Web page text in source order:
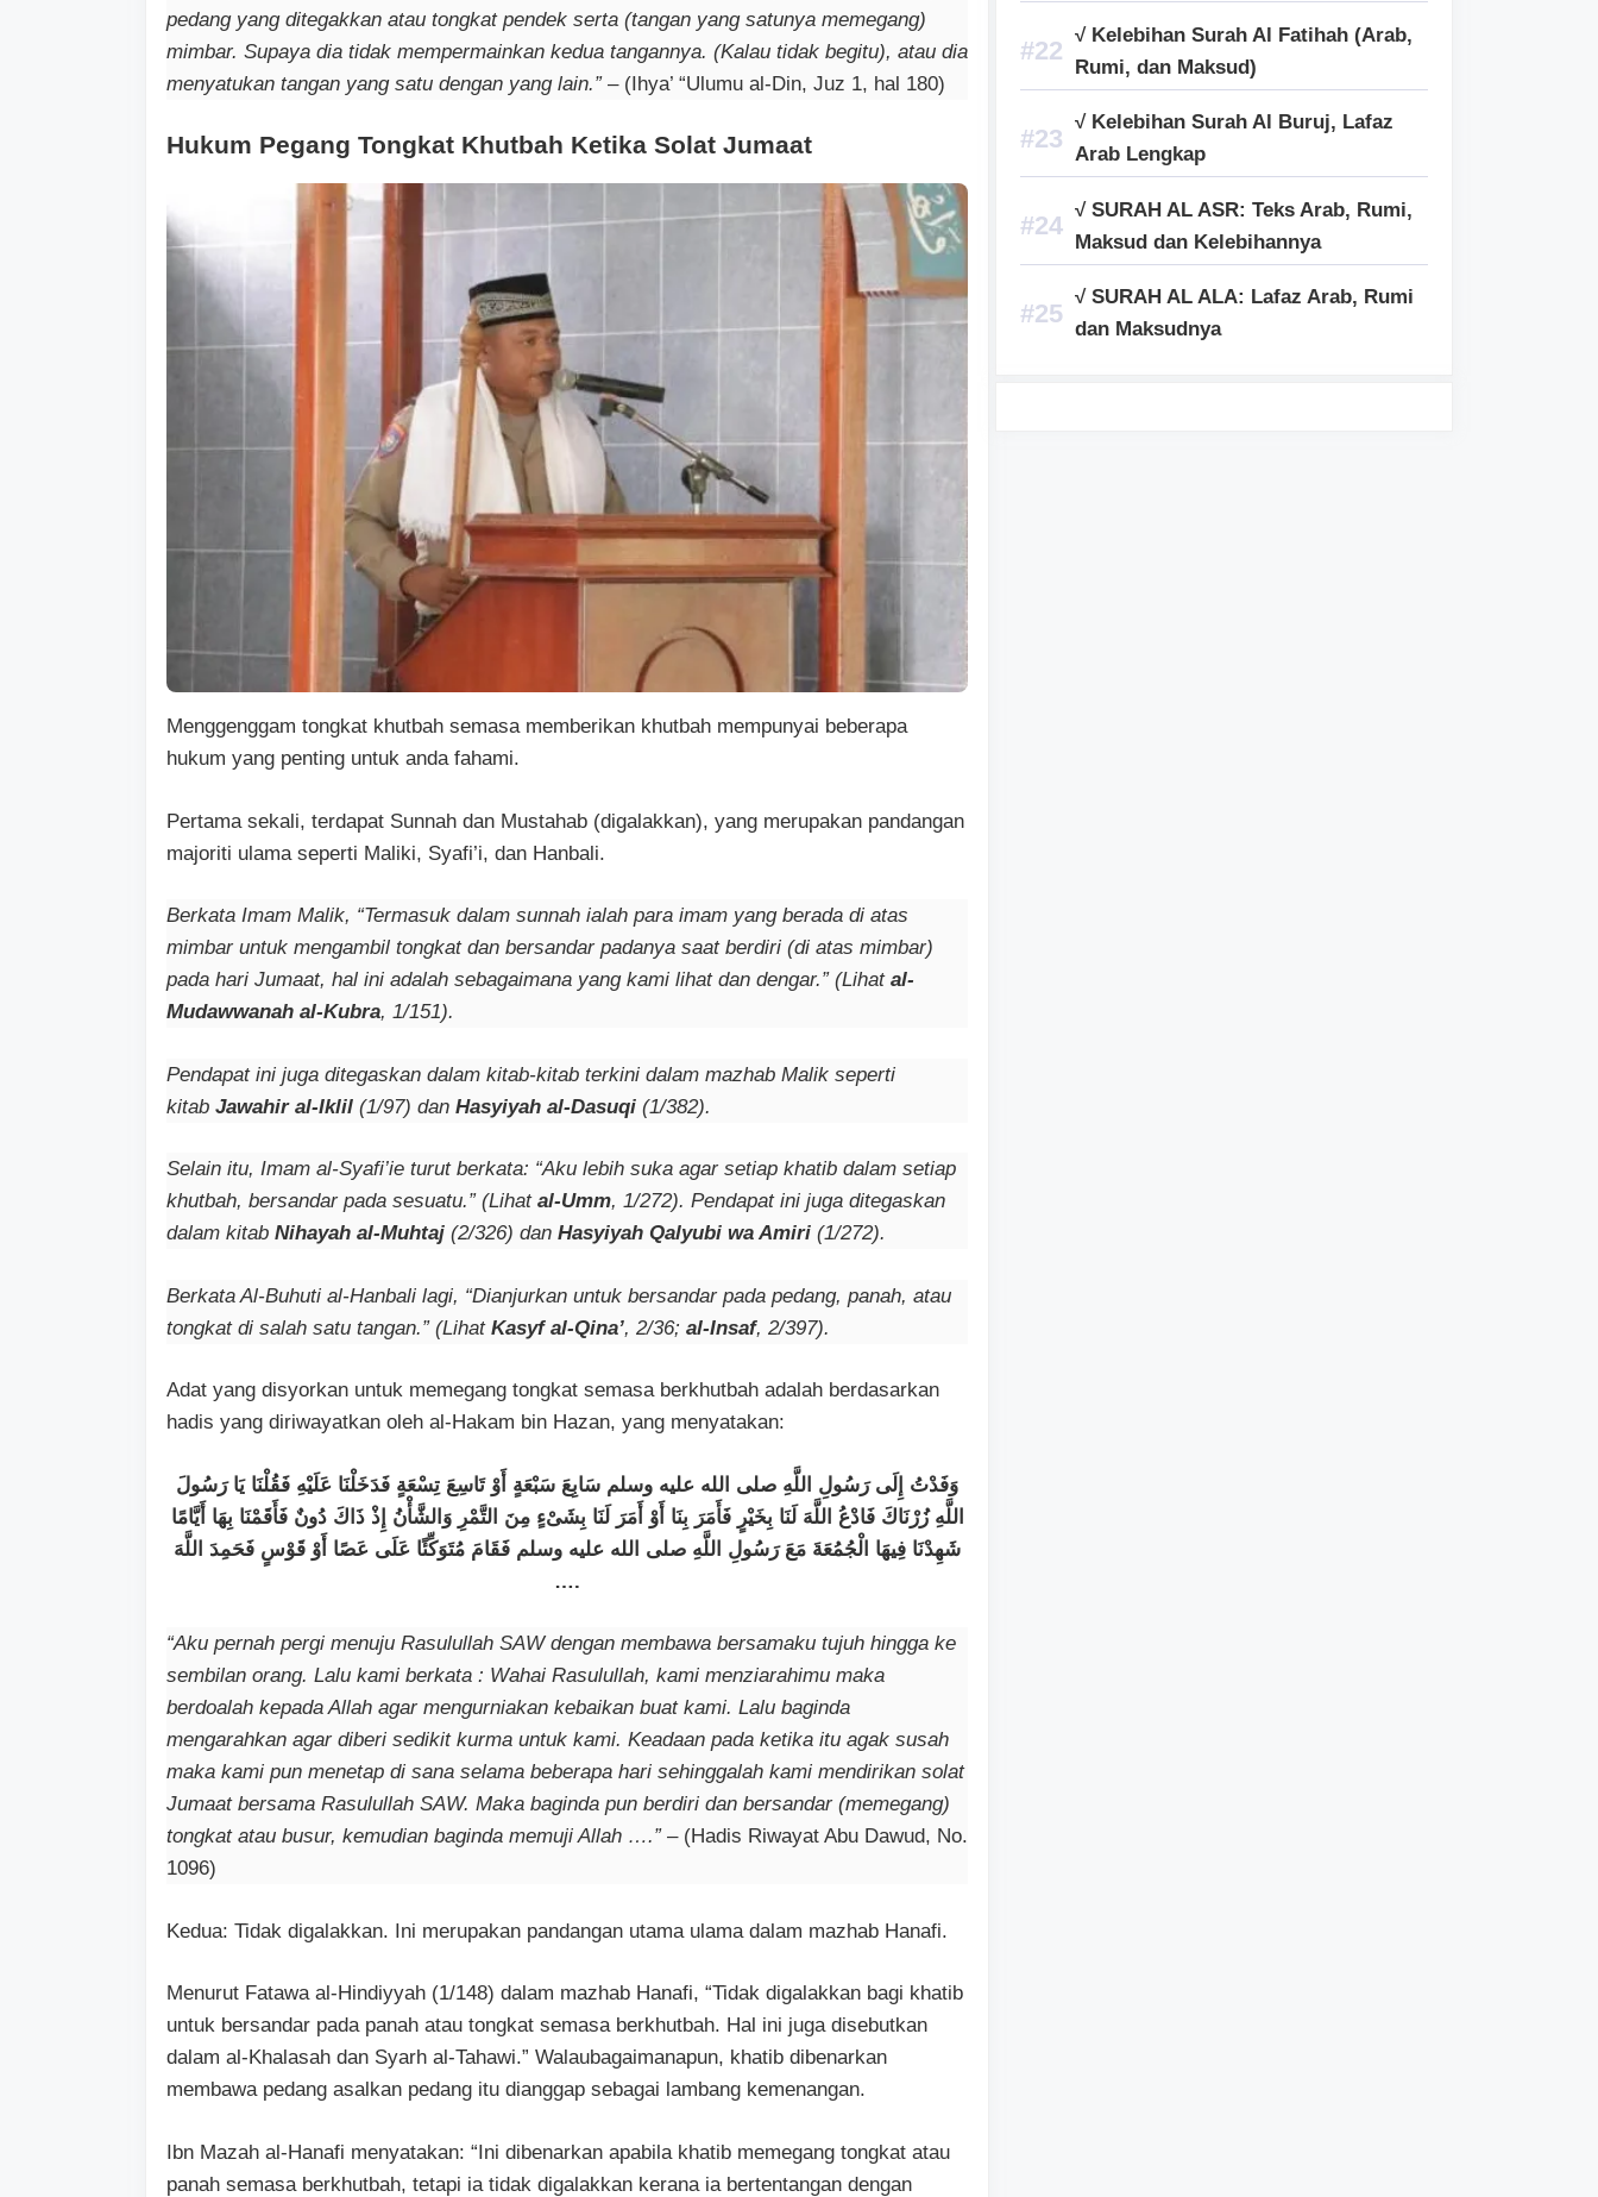
pedang yang ditegakkan atau tongkat pendek serta (tangan yang satunya memegang)
mimbar. Supaya dia tidak mempermainkan kedua tangannya. (Kalau tidak begitu), atau dia
menyatukan tangan yang satu dengan yang lain.”– (Ihya’ “Ulumu al-Din, Juz 1, hal 180)
Hukum Pegang Tongkat Khutbah Ketika Solat Jumaat
Menggenggam tongkat khutbah semasa memberikan khutbah mempunyai beberapa
hukum yang penting untuk anda fahami.
Pertama sekali, terdapat Sunnah dan Mustahab (digalakkan), yang merupakan pandangan
majoriti ulama seperti Maliki, Syafi’i, dan Hanbali.
Berkata Imam Malik, “Termasuk dalam sunnah ialah para imam yang berada di atas
mimbar untuk mengambil tongkat dan bersandar padanya saat berdiri (di atas mimbar)
pada hari Jumaat, hal ini adalah sebagaimana yang kami lihat dan dengar.” (Lihat al-
Mudawwanah al-Kubra, 1/151).
Pendapat ini juga ditegaskan dalam kitab-kitab terkini dalam mazhab Malik seperti
kitab Jawahir al-Iklil (1/97) dan Hasyiyah al-Dasuqi (1/382).
Selain itu, Imam al-Syafi’ie turut berkata: “Aku lebih suka agar setiap khatib dalam setiap
khutbah, bersandar pada sesuatu.” (Lihat al-Umm, 1/272). Pendapat ini juga ditegaskan
dalam kitab Nihayah al-Muhtaj (2/326) dan Hasyiyah Qalyubi wa Amiri (1/272).
Berkata Al-Buhuti al-Hanbali lagi, “Dianjurkan untuk bersandar pada pedang, panah, atau
tongkat di salah satu tangan.” (Lihat Kasyf al-Qina’, 2/36; al-Insaf, 2/397).
Adat yang disyorkan untuk memegang tongkat semasa berkhutbah adalah berdasarkan
hadis yang diriwayatkan oleh al-Hakam bin Hazan, yang menyatakan:
وَفَدْتُ إِلَى رَسُولِ اللَّهِ صلى الله عليه وسلم سَابِعَ سَبْعَةٍ أَوْ تَاسِعَ تِسْعَةٍ فَدَخَلْنَا عَلَيْهِ فَقُلْنَا يَا رَسُولَ
اللَّهِ زُرْنَاكَ فَادْعُ اللَّهَ لَنَا بِخَيْرٍ فَأَمَرَ بِنَا أَوْ أَمَرَ لَنَا بِشَىْءٍ مِنَ التَّمْرِ وَالشَّأْنُ إِذْ ذَاكَ دُونٌ فَأَقَمْنَا بِهَا أَيَّامًا
شَهِدْنَا فِيهَا الْجُمُعَةَ مَعَ رَسُولِ اللَّهِ صلى الله عليه وسلم فَقَامَ مُتَوَكِّئًا عَلَى عَصًا أَوْ قَوْسٍ فَحَمِدَ اللَّهَ
….
“Aku pernah pergi menuju Rasulullah SAW dengan membawa bersamaku tujuh hingga ke
sembilan orang. Lalu kami berkata : Wahai Rasulullah, kami menziarahimu maka
berdoalah kepada Allah agar mengurniakan kebaikan buat kami. Lalu baginda
mengarahkan agar diberi sedikit kurma untuk kami. Keadaan pada ketika itu agak susah
maka kami pun menetap di sana selama beberapa hari sehinggalah kami mendirikan solat
Jumaat bersama Rasulullah SAW. Maka baginda pun berdiri dan bersandar (memegang)
tongkat atau busur, kemudian baginda memuji Allah ….”– (Hadis Riwayat Abu Dawud, No.
1096)
Kedua: Tidak digalakkan. Ini merupakan pandangan utama ulama dalam mazhab Hanafi.
Menurut Fatawa al-Hindiyyah (1/148) dalam mazhab Hanafi, “Tidak digalakkan bagi khatib
untuk bersandar pada panah atau tongkat semasa berkhutbah. Hal ini juga disebutkan
dalam al-Khalasah dan Syarh al-Tahawi.” Walaubagaimanapun, khatib dibenarkan
membawa pedang asalkan pedang itu dianggap sebagai lambang kemenangan.
Ibn Mazah al-Hanafi menyatakan: “Ini dibenarkan apabila khatib memegang tongkat atau
panah semasa berkhutbah, tetapi ia tidak digalakkan kerana ia bertentangan dengan
√ Kelebihan Surah Al Fatihah (Arab,
Rumi, dan Maksud)
√ Kelebihan Surah Al Buruj, Lafaz
Arab Lengkap
√ SURAH AL ASR: Teks Arab, Rumi,
Maksud dan Kelebihannya
√ SURAH AL ALA: Lafaz Arab, Rumi
dan Maksudnya